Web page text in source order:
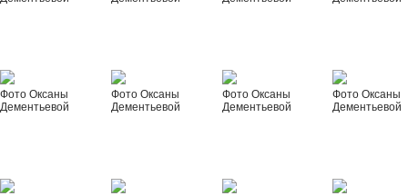
Фото Оксаны
Дементьевой
Фото Оксаны
Дементьевой
Фото Оксаны
Дементьевой
Фото Оксаны
Дементьевой